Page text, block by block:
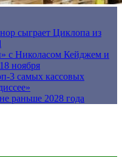
сыграет Циклопа из
с Николасом Кейджем и
ноября
3 самых кассовых
раньше 2028 года